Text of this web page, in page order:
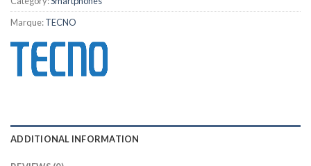
Marque:TECNO
ADDITIONAL INFORMATION